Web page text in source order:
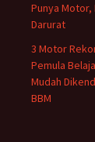
Punya
Darurat
3 Motor
Pemula
Mudah
BBM